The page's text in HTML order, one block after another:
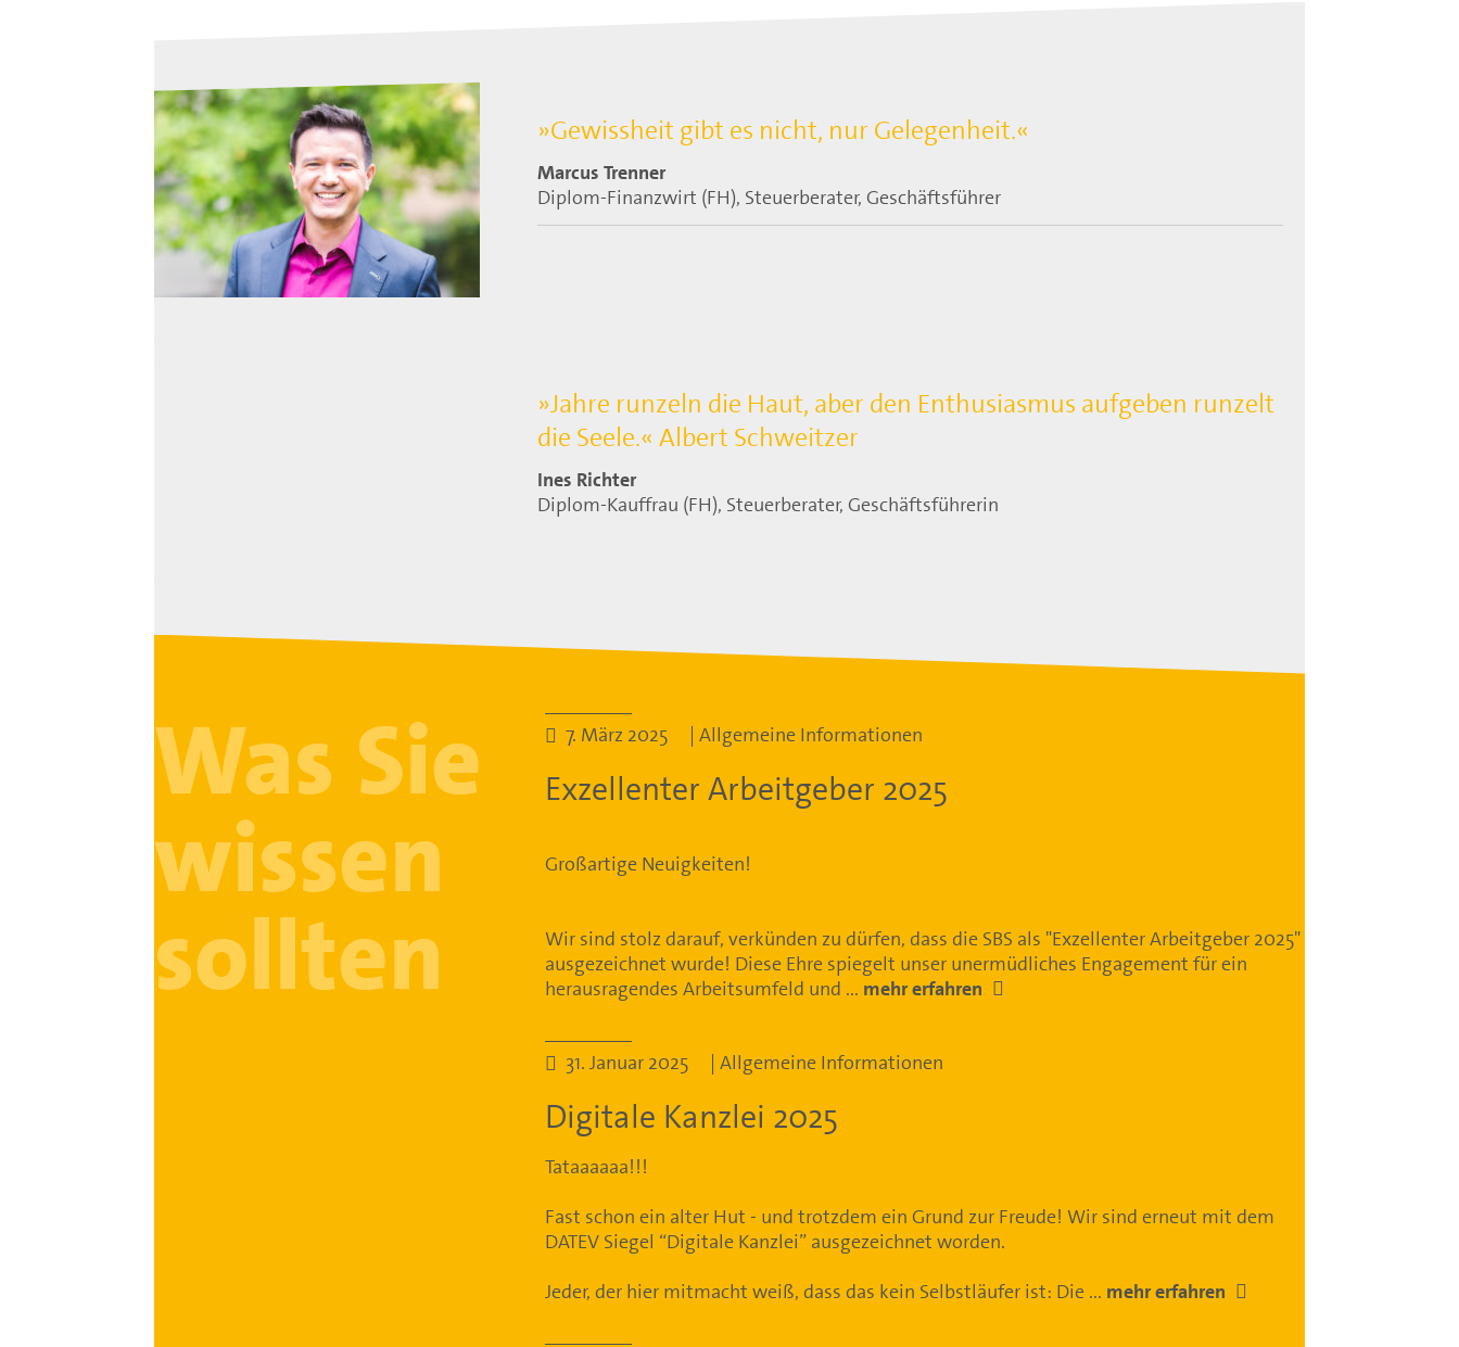
»Gewissheit gibt es nicht, nur Gelegenheit.«
Marcus Trenner
Diplom-Finanzwirt (FH), Steuerberater, Geschäftsführer
»Jahre runzeln die Haut, aber den Enthusiasmus aufgeben runzelt
die Seele.« Albert Schweitzer
Ines Richter
Diplom-Kauffrau (FH), Steuerberater, Geschäftsführerin
Was Sie
wissen
sollten
7. März 2025 | Allgemeine Informationen
Exzellenter Arbeitgeber 2025
Großartige Neuigkeiten!
Wir sind stolz darauf, verkünden zu dürfen, dass die SBS als "Exzellenter Arbeitgeber 2025"
ausgezeichnet wurde! Diese Ehre spiegelt unser unermüdliches Engagement für ein
herausragendes Arbeitsumfeld und ... mehr erfahren
31. Januar 2025 | Allgemeine Informationen
Digitale Kanzlei 2025
Tataaaaaa!!!
Fast schon ein alter Hut - und trotzdem ein Grund zur Freude! Wir sind erneut mit dem
DATEV Siegel “Digitale Kanzlei” ausgezeichnet worden.
Jeder, der hier mitmacht weiß, dass das kein Selbstläufer ist: Die ... mehr erfahren